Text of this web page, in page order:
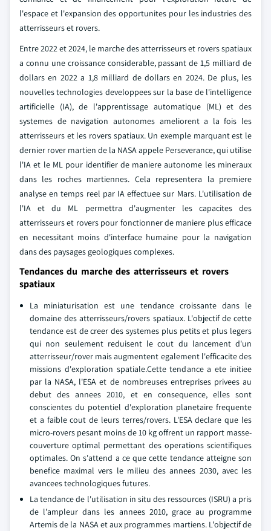
l'espace et l'expansion des opportunites pour les industries des
atterrisseurs et rovers.
Entre 2022 et 2024, le marche des atterrisseurs et rovers spatiaux
a connu une croissance considerable, passant de 1,5 milliard de
dollars en 2022 a 1,8 milliard de dollars en 2024. De plus, les
nouvelles technologies developpees sur la base de l'intelligence
artificielle (IA), de l'apprentissage automatique (ML) et des
systemes de navigation autonomes ameliorent a la fois les
atterrisseurs et les rovers spatiaux. Un exemple marquant est le
dernier rover martien de la NASA appele Perseverance, qui utilise
l'IA et le ML pour identifier de maniere autonome les mineraux
dans les roches martiennes. Cela representera la premiere
analyse en temps reel par IA effectuee sur Mars. L'utilisation de
l'IA et du ML permettra d'augmenter les capacites des
atterrisseurs et rovers pour fonctionner de maniere plus efficace
en necessitant moins d'interface humaine pour la navigation
dans des paysages geologiques complexes.
Tendances du marche des atterrisseurs et rovers
spatiaux
La miniaturisation est une tendance croissante dans le
domaine des atterrisseurs/rovers spatiaux. L'objectif de cette
tendance est de creer des systemes plus petits et plus legers
qui non seulement reduisent le cout du lancement d'un
atterrisseur/rover mais augmentent egalement l'efficacite des
missions d'exploration spatiale.Cette tendance a ete initiee
par la NASA, l'ESA et de nombreuses entreprises privees au
debut des annees 2010, et en consequence, elles sont
conscientes du potentiel d'exploration planetaire frequente
et a faible cout de leurs terres/rovers. L'ESA declare que les
micro-rovers pesant moins de 10 kg offrent un rapport masse-
couverture optimal permettant des operations scientifiques
optimales. On s'attend a ce que cette tendance atteigne son
benefice maximal vers le milieu des annees 2030, avec les
avancees technologiques futures.
La tendance de l'utilisation in situ des ressources (ISRU) a pris
de l'ampleur dans les annees 2010, grace au programme
Artemis de la NASA et aux programmes martiens. L'objectif de